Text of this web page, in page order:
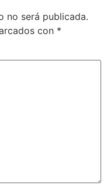
no será publicada.
con *